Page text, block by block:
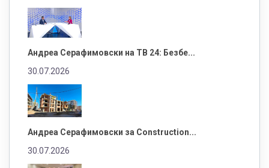
Андреа Серафимовски на ТВ 24: Безбе...
30.07.2026
Андреа Серафимовски за Construction...
30.07.2026